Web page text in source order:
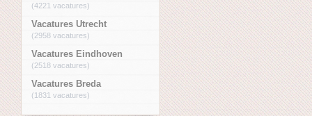
(4221 vacatures)
Vacatures Utrecht
(2958 vacatures)
Vacatures Eindhoven
(2518 vacatures)
Vacatures Breda
(1831 vacatures)